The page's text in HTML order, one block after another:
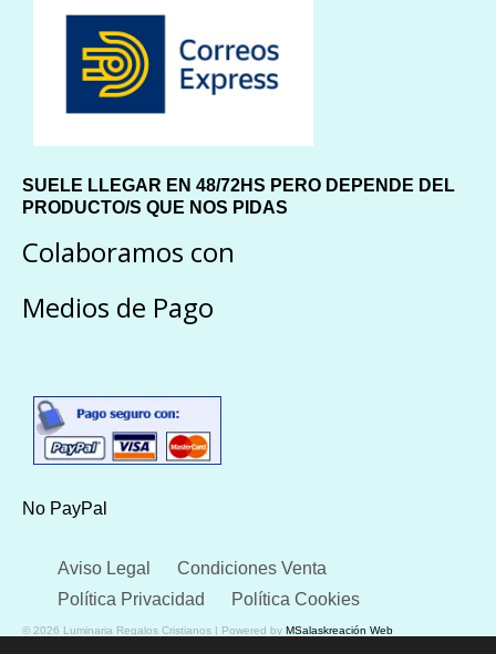
SUELE LLEGAR EN 48/72HS PERO DEPENDE DEL
PRODUCTO/S QUE NOS PIDAS
Colaboramos con
Medios de Pago
No PayPal
Aviso Legal
Condiciones Venta
Política Privacidad
Política Cookies
© 2026 Luminaria Regalos Cristianos | Powered by MSalaskreación Web